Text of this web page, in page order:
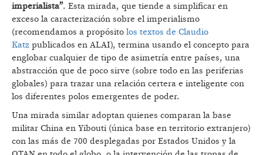
imperialista”. Esta mirada, que tiende a simplificar en
exceso la caracterización sobre el imperialismo
(recomendamos a propósito los textos de Claudio
Katz publicados en ALAI), termina usando el concepto para
englobar cualquier de tipo de asimetría entre países, una
abstracción que de poco sirve (sobre todo en las periferias
globales) para trazar una relación certera e inteligente con
los diferentes polos emergentes de poder.
Una mirada similar adoptan quienes comparan la base
militar China en Yibouti (única base en territorio extranjero)
con las más de 700 desplegadas por Estados Unidos y la